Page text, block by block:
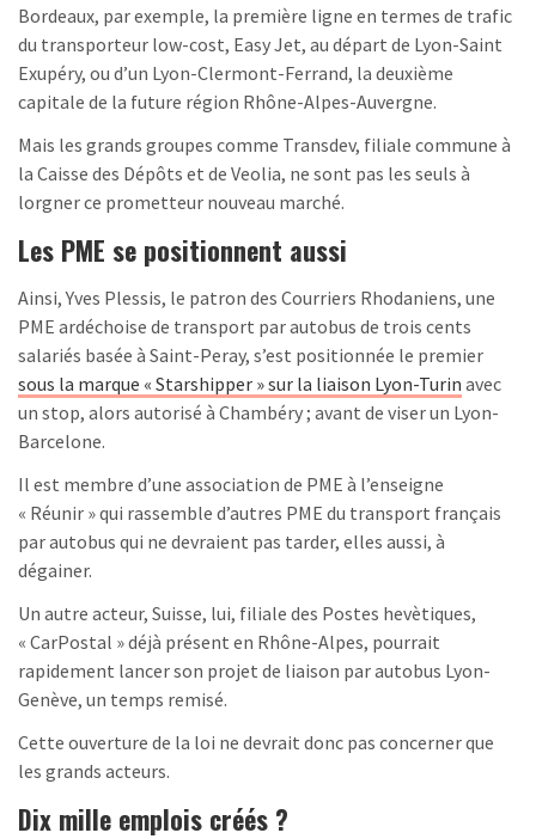
Bordeaux, par exemple, la première ligne en termes de trafic
du transporteur low-cost, Easy Jet, au départ de Lyon-Saint
Exupéry, ou d’un Lyon-Clermont-Ferrand, la deuxième
capitale de la future région Rhône-Alpes-Auvergne.
Mais les grands groupes comme Transdev, filiale commune à
la Caisse des Dépôts et de Veolia, ne sont pas les seuls à
lorgner ce prometteur nouveau marché.
Les PME se positionnent aussi
Ainsi, Yves Plessis, le patron des Courriers Rhodaniens, une
PME ardéchoise de transport par autobus de trois cents
salariés basée à Saint-Peray, s’est positionnée le premier
sous la marque « Starshipper » sur la liaison Lyon-Turin avec
un stop, alors autorisé à Chambéry ; avant de viser un Lyon-
Barcelone.
Il est membre d’une association de PME à l’enseigne
« Réunir » qui rassemble d’autres PME du transport français
par autobus qui ne devraient pas tarder, elles aussi, à
dégainer.
Un autre acteur, Suisse, lui, filiale des Postes hevètiques,
« CarPostal » déjà présent en Rhône-Alpes, pourrait
rapidement lancer son projet de liaison par autobus Lyon-
Genève, un temps remisé.
Cette ouverture de la loi ne devrait donc pas concerner que
les grands acteurs.
Dix mille emplois créés ?